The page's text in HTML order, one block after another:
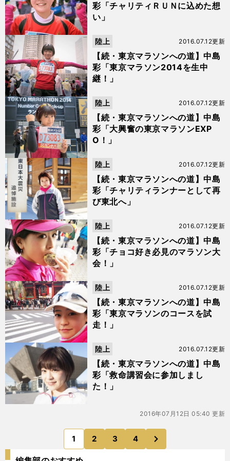
彩「チャリティＲＵＮに込めた想
い」
【続・東京マラソンへの道】中島
彩「東京マラソン2014を生中
継！」
2016.07.12更新
陸上
【続・東京マラソンへの道】中島
彩「大興奮の東京マラソンEXP
O！」
2016.07.12更新
陸上
【続・東京マラソンへの道】中島
彩「チャリティランナーとして再
び東北へ」
2016.07.12更新
陸上
【続・東京マラソンへの道】中島
彩「チョコ好き必見のマラソン大
会！」
2016.07.12更新
陸上
【続・東京マラソンへの道】中島
彩「東京マラソンのコースを試
走！」
2016.07.12更新
陸上
【続・東京マラソンへの道】中島
彩「救命講習会に参加しまし
た！」
2016.07.12更新
陸上
2016年07月12日 05:40 更新
1 2 3 4
のページへ